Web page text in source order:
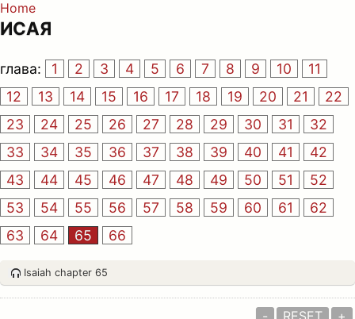
Home
ИСАЯ
глава: 1 2 3 4 5 6 7 8 9 10
11
12
13 14 15 16 17 18 19 20 21
22
23
24 25 26 27 28 29 30 31
32
33
34 35 36 37 38 39 40 41
42
43
44 45 46 47 48 49 50 51
52
53
54 55 56 57 58 59 60 61
62
63
64 65 66
Isaiah chapter 65